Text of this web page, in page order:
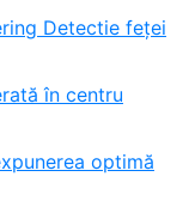
Detectie feței
în centru
optimă